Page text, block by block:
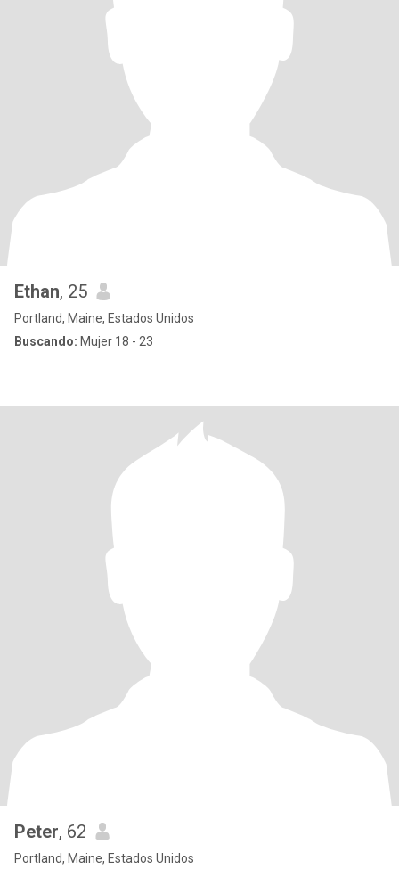
Ethan, 25
Portland, Maine, Estados Unidos
Buscando: Mujer 18 - 23
Peter, 62
Portland, Maine, Estados Unidos